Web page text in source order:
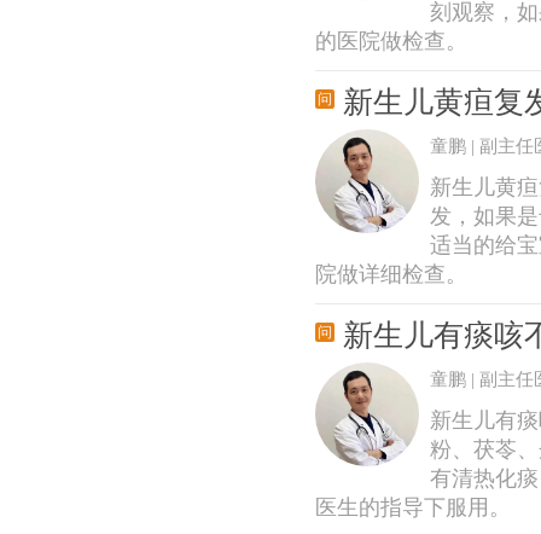
刻观察，
的医院做检查。
新生儿黄疸复
童鹏 | 副主任
新生儿黄
发，如果
适当的给
院做详细检查。
新生儿有痰咳
童鹏 | 副主任
新生儿有
粉、茯苓
有清热化
医生的指导下服用。